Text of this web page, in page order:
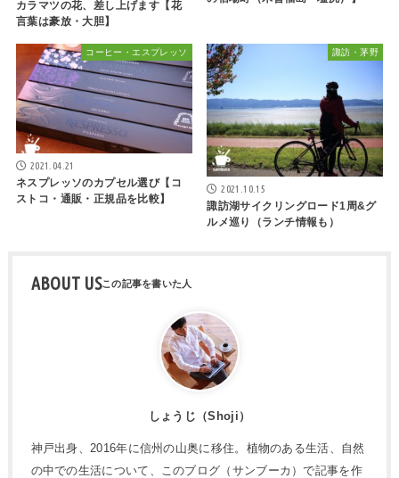
カラマツの花、差し上げます【花
言葉は豪放・大胆】
コーヒー・エスプレッソ
2021.04.21
ネスプレッソのカプセル選び【コ
ストコ・通販・正規品を比較】
諏訪・茅野
2021.10.15
諏訪湖サイクリングロード1周&グ
ルメ巡り（ランチ情報も）
ABOUT US
しょうじ（Shoji）
神戸出身、2016年に信州の山奥に移住。植物のある生活、自然
の中での生活について、このブログ（サンブーカ）で記事を作